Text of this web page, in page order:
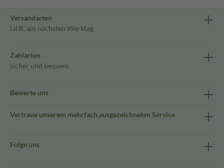
Versandarten
i.d.R. am nächsten Werktag
Zahlarten
sicher und bequem
Bewerte uns
Vertraue unserem mehrfach ausgezeichneten Service
Folge uns